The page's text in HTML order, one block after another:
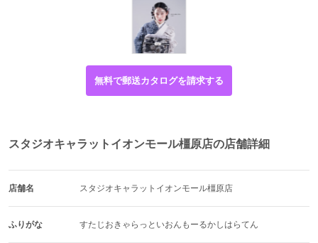
無料で郵送カタログを請求する
スタジオキャラットイオンモール橿原店の店舗詳細
店舗名 スタジオキャラットイオンモール橿原店
ふりがな すたじおきゃらっといおんもーるかしはらてん